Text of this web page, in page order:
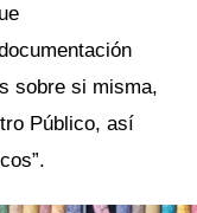
sobre si misma,
Público, así